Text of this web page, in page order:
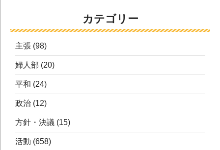
カテゴリー
主張 (98)
婦人部 (20)
平和 (24)
政治 (12)
方針・決議 (15)
活動 (658)